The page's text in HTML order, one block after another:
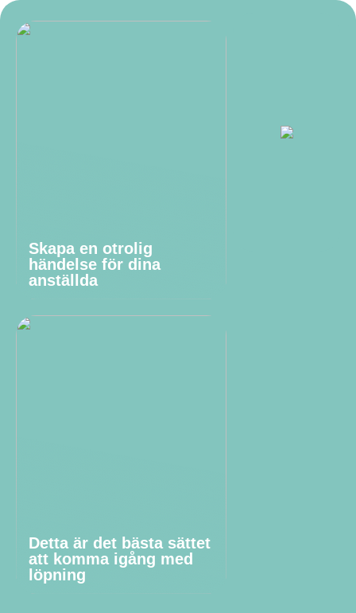
Skapa en otrolig
händelse för dina
anställda
Detta är det bästa sättet
att komma igång med
löpning